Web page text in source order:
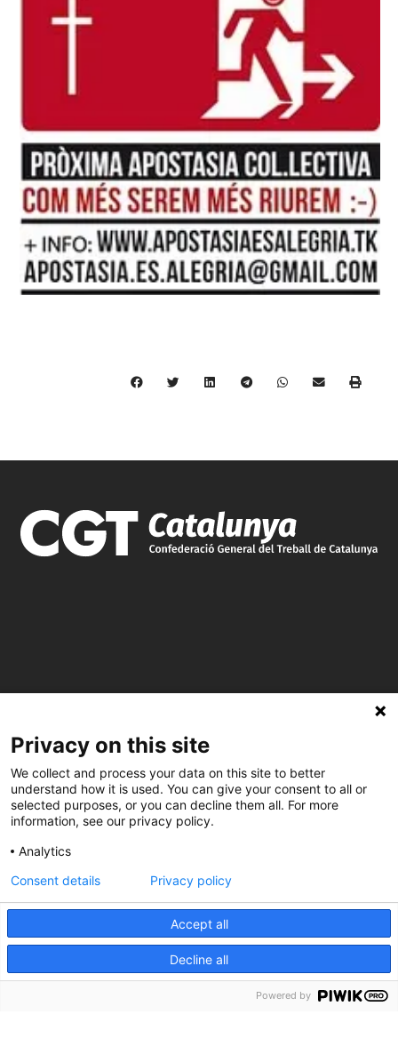
spccc@ spcgtcatalunya.cat
935 120 481
@CGTCatalunya
cgtcatalunya
Privacy on this site
We collect and process your data on this site to better
understand how it is used. You can give your consent to all or
selected purposes, or you can decline them all. For more
information, see our privacy policy.
Analytics
Accept all
Decline all
Consent details Privacy policy
Powered by